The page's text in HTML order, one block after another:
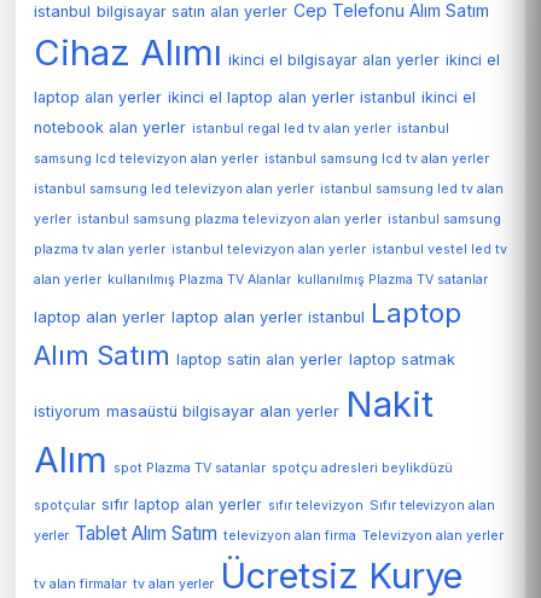
istanbul bilgisayar satın alan yerler Cep Telefonu Alım Satım
Cihaz Alımı ikinci el bilgisayar alan yerler ikinci el
laptop alan yerler ikinci el laptop alan yerler istanbul ikinci el
notebook alan yerler istanbul regal led tv alan yerler istanbul
samsung lcd televizyon alan yerler istanbul samsung lcd tv alan yerler
istanbul samsung led televizyon alan yerler istanbul samsung led tv alan
yerler istanbul samsung plazma televizyon alan yerler istanbul samsung
plazma tv alan yerler istanbul televizyon alan yerler istanbul vestel led tv
alan yerler kullanılmış Plazma TV Alanlar kullanılmış Plazma TV satanlar
laptop alan yerler laptop alan yerler istanbul Laptop
Alım Satım laptop satin alan yerler laptop satmak
istiyorum masaüstü bilgisayar alan yerler Nakit
Alım
spot Plazma TV satanlar spotçu adresleri beylikdüzü
spotçular sıfır laptop alan yerler sıfır televizyon Sıfır televizyon alan
yerler Tablet Alım Satım televizyon alan firma Televizyon alan yerler
tv alan firmalar tv alan yerler
Ücretsiz Kurye